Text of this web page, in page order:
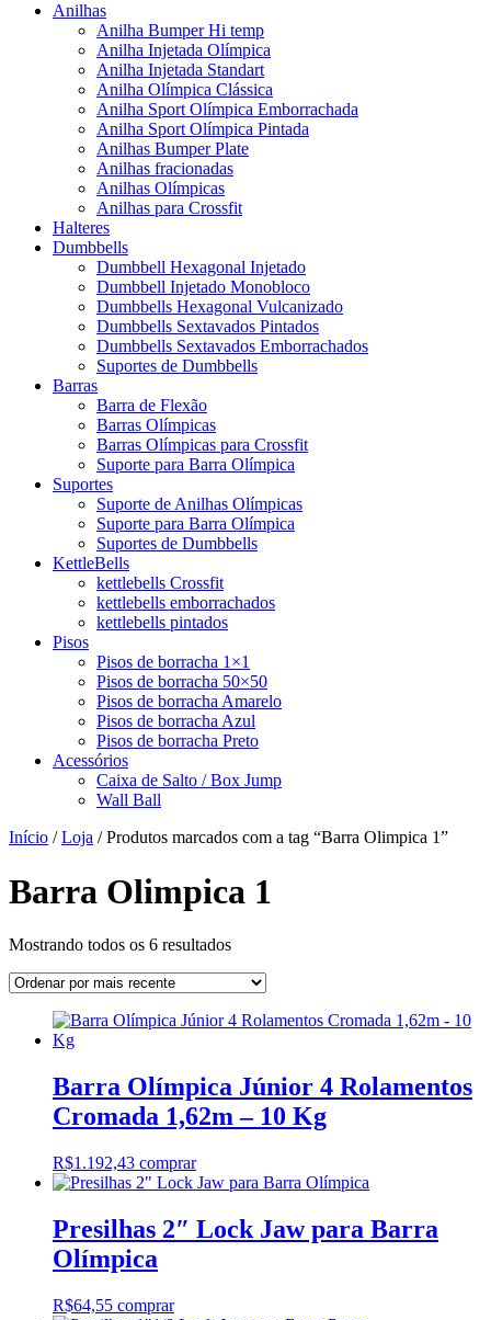
Anilhas
Anilha Bumper Hi temp
Anilha Injetada Olímpica
Anilha Injetada Standart
Anilha Olímpica Clássica
Anilha Sport Olímpica Emborrachada
Anilha Sport Olímpica Pintada
Anilhas Bumper Plate
Anilhas fracionadas
Anilhas Olímpicas
Anilhas para Crossfit
Halteres
Dumbbells
Dumbbell Hexagonal Injetado
Dumbbell Injetado Monobloco
Dumbbells Hexagonal Vulcanizado
Dumbbells Sextavados Pintados
Dumbbells Sextavados Emborrachados
Suportes de Dumbbells
Barras
Barra de Flexão
Barras Olímpicas
Barras Olímpicas para Crossfit
Suporte para Barra Olímpica
Suportes
Suporte de Anilhas Olímpicas
Suporte para Barra Olímpica
Suportes de Dumbbells
KettleBells
kettlebells Crossfit
kettlebells emborrachados
kettlebells pintados
Pisos
Pisos de borracha 1×1
Pisos de borracha 50×50
Pisos de borracha Amarelo
Pisos de borracha Azul
Pisos de borracha Preto
Acessórios
Caixa de Salto / Box Jump
Wall Ball
Início /Loja / Produtos marcados com a tag “Barra Olimpica 1”
Barra Olimpica 1
Mostrando todos os 6 resultadosClassificado
mais
Barra Olímpica Júnior 4 Rolamentos
Cromada 1,62m – 10 Kg
R$1.192,43 comprar
Presilhas 2″ Lock Jaw para Barra
Olímpica
R$64,55 comprar